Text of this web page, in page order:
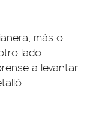
más o
lado.
a levantar